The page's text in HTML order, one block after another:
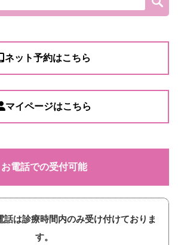
ネット予約はこちら
マイページはこちら
お電話での受付可能
は診療時間内のみ受け付けておりま
す。